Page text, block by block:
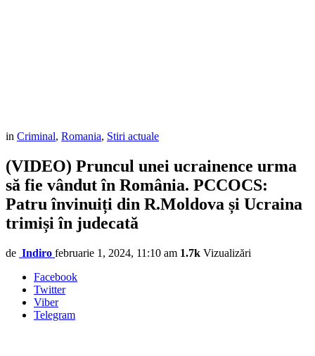
in Criminal, Romania, Stiri actuale
(VIDEO) Pruncul unei ucrainence urma
să fie vândut în România. PCCOCS:
Patru învinuiți din R.Moldova și Ucraina
trimiși în judecată
de Indiro februarie 1, 2024, 11:10 am 1.7k Vizualizări
Facebook
Twitter
Viber
Telegram